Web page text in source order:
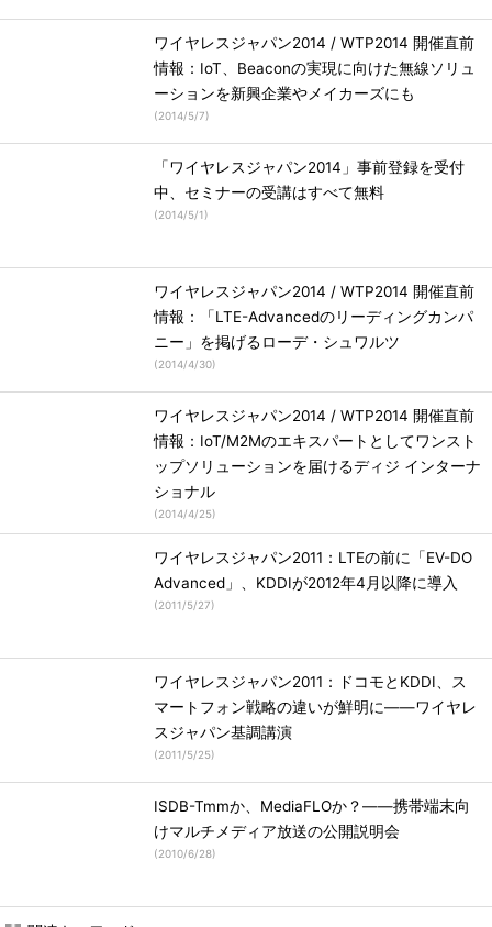
ワイヤレスジャパン2014 / WTP2014 開催直前
情報：IoT、Beaconの実現に向けた無線ソリュ
ーションを新興企業やメイカーズにも
(2014/5/7)
「ワイヤレスジャパン2014」事前登録を受付
中、セミナーの受講はすべて無料
(2014/5/1)
ワイヤレスジャパン2014 / WTP2014 開催直前
情報：「LTE-Advancedのリーディングカンパ
ニー」を掲げるローデ・シュワルツ
(2014/4/30)
ワイヤレスジャパン2014 / WTP2014 開催直前
情報：IoT/M2Mのエキスパートとしてワンスト
ップソリューションを届けるディジ インターナ
ショナル
(2014/4/25)
ワイヤレスジャパン2011：LTEの前に「EV-DO
Advanced」、KDDIが2012年4月以降に導入
(2011/5/27)
ワイヤレスジャパン2011：ドコモとKDDI、ス
マートフォン戦略の違いが鮮明に――ワイヤレ
スジャパン基調講演
(2011/5/25)
ISDB-Tmmか、MediaFLOか？――携帯端末向
けマルチメディア放送の公開説明会
(2010/6/28)